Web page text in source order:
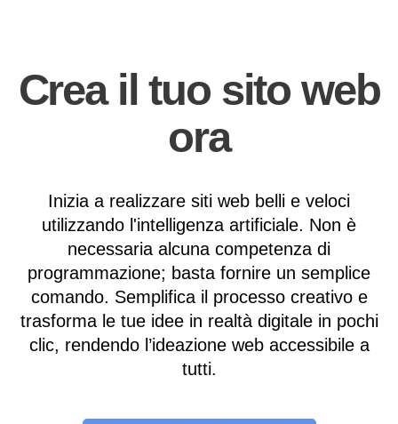
Crea il tuo sito web
ora
Inizia a realizzare siti web belli e veloci
utilizzando l'intelligenza artificiale. Non è
necessaria alcuna competenza di
programmazione; basta fornire un semplice
comando. Semplifica il processo creativo e
trasforma le tue idee in realtà digitale in pochi
clic, rendendo l’ideazione web accessibile a
tutti.